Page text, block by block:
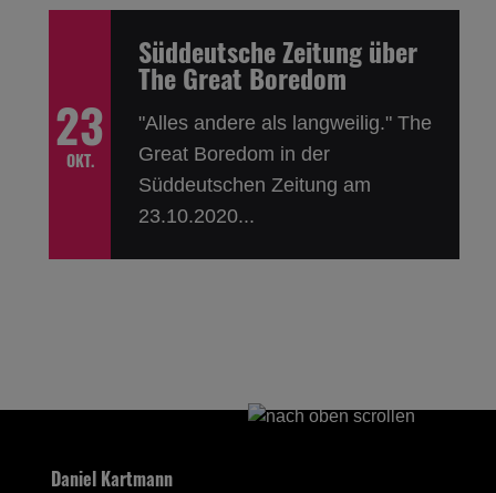
23
OKT.
Süddeutsche Zeitung über
The Great Boredom
"Alles andere als langweilig." The
Great Boredom in der
Süddeutschen Zeitung am
23.10.2020...
OKT.
Great Boredom in der
Daniel Kartmann